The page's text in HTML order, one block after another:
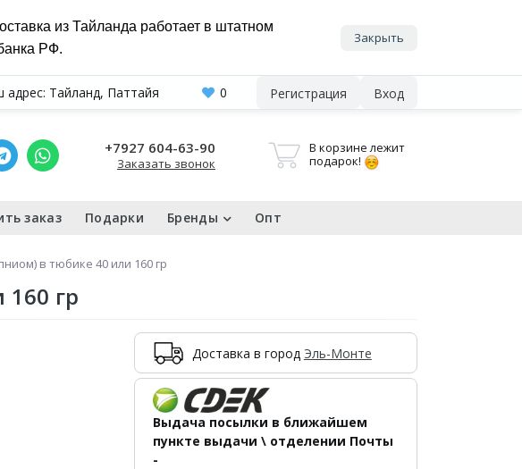
из Тайланда работает в штатном
РФ.
Закрыть
адрес: Тайланд, Паттайя 0 Регистрация Вход
+7927 604-63-90
Заказать звонок
В корзине лежит
подарок!
заказ Подарки Бренды Опт
в тюбике 40 или 160 гр
гр
Доставка в город Эль-Монте
Выдача посылки в ближайшем
пункте выдачи \ отделении Почты
-